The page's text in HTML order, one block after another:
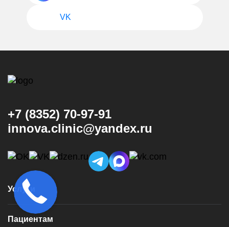
VK
+7 (8352) 70-97-91
innova.clinic@yandex.ru
Услуги
Консультация и диагностика
Пациентам